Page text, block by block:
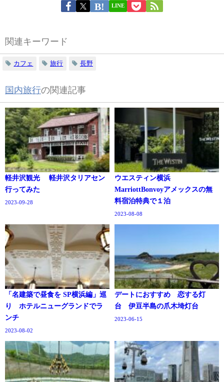
LINE
関連キーワード
カフェ 旅行 長野
国内旅行の関連記事
軽井沢観光 軽井沢タリアセン
行ってみた
2023-09-28
ウエスティン横浜
MarriottBonvoyアメックスの無
料宿泊特典で１泊
2023-08-08
「名建築で昼食を SP横浜編」巡
り ホテルニューグランドでラ
ンチ
2023-08-02
デートにおすすめ 恋する灯
台 伊豆半島の爪木埼灯台
2023-06-15